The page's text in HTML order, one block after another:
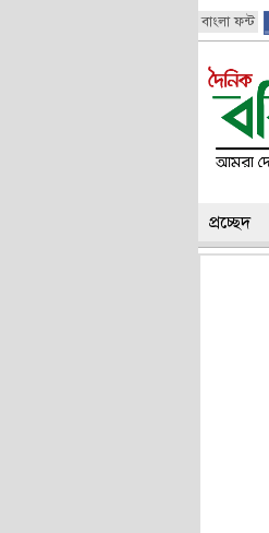
বাংলা ফন্ট
প্রচ্ছেদ